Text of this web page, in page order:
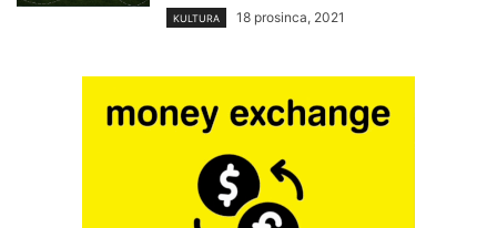
KULTURA 18 prosinca, 2021